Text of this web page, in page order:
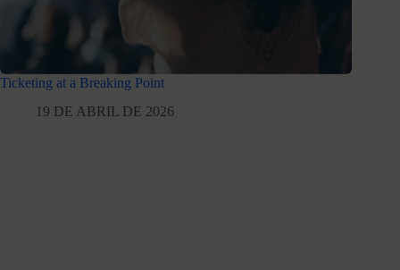
Ticketing at a Breaking Point
19 DE ABRIL DE 2026